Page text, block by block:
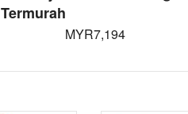
Termurah
MYR7,194